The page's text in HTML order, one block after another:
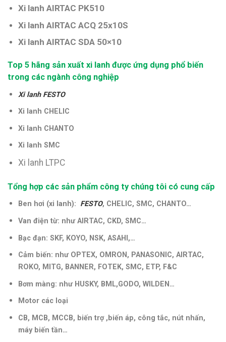
Xi lanh AIRTAC PK510
Xi lanh AIRTAC ACQ 25x10S
Xi lanh AIRTAC SDA 50×10
Top 5 hãng sản xuất xi lanh được ứng dụng phổ biến
trong các ngành công nghiệp
Xi lanh FESTO
Xi lanh CHELIC
Xi lanh CHANTO
Xi lanh SMC
Xi lanh LTPC
Tổng hợp các sản phẩm công ty chúng tôi có cung cấp
Ben hơi (xi lanh): FESTO, CHELIC, SMC, CHANTO…
Van điện từ: như AIRTAC, CKD, SMC…
Bạc đạn: SKF, KOYO, NSK, ASAHI,…
Cảm biến: như OPTEX, OMRON, PANASONIC, AIRTAC,
ROKO, MITG, BANNER, FOTEK, SMC, ETP, F&C
Bơm màng: như HUSKY, BML,GODO, WILDEN…
Motor các loại
CB, MCB, MCCB, biến trợ ,biến áp, công tắc, nút nhấn,
máy biến tần…